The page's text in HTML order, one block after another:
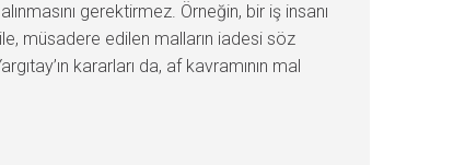
gerektirmez. Örneğin, bir iş insanı
müsadere edilen malların iadesi söz
kararları da, af kavramının mal